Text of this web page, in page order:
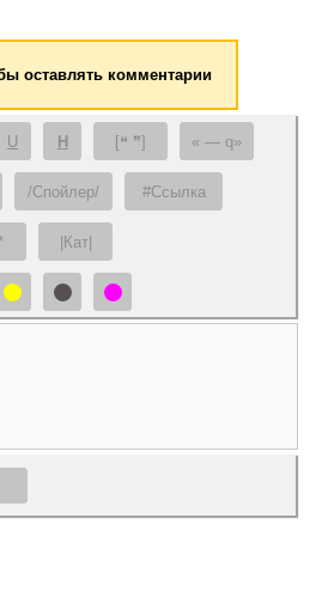
оставлять комментарии
U H [❝ ❞] — q
/Спойлер/ #Ссылка
|Кат|